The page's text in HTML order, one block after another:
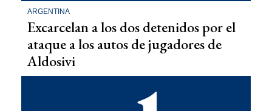
ARGENTINA
Excarcelan a los dos detenidos por el
ataque a los autos de jugadores de
Aldosivi